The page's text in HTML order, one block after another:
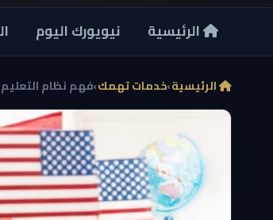
الرئيسية نيويورك اليوم
الرئيسية›خدمات تهمك›فهم نظام